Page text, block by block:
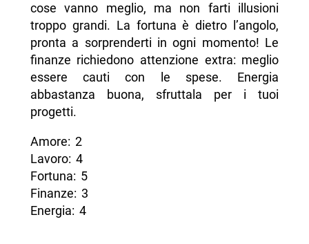
cose vanno meglio, ma non farti illusioni
troppo grandi. La fortuna è dietro l’angolo,
pronta a sorprenderti in ogni momento! Le
finanze richiedono attenzione extra: meglio
essere cauti con le spese. Energia
abbastanza buona, sfruttala per i tuoi
progetti.
Amore: 2
Lavoro: 4
Fortuna: 5
Finanze: 3
Energia: 4